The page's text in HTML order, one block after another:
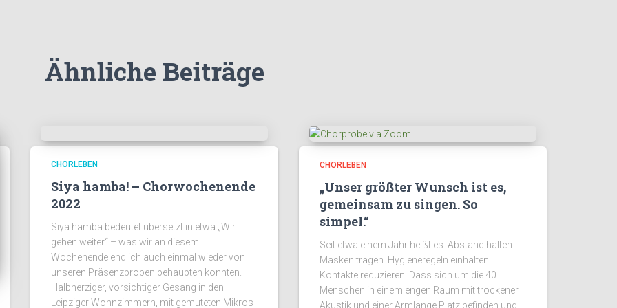
Ähnliche Beiträge
CHORLEBEN
Siya hamba! – Chorwochenende
2022
Siya hamba bedeutet übersetzt in etwa „Wir
gehen weiter“ – was wir an diesem
Wochenende endlich auch einmal wieder von
unseren Präsenzproben behaupten konnten.
Halbherziger, vorsichtiger Gesang in den
Leipziger Wohnzimmern, mit gemuteten Mikros
CHORLEBEN
„Unser größter Wunsch ist es,
gemeinsam zu singen. So
simpel.“
Seit etwa einem Jahr heißt es: Abstand halten.
Masken tragen. Hygieneregeln einhalten.
Kontakte reduzieren. Dass sich um die 40
Menschen in einem engen Raum mit trockener
Akustik und einer Armlänge Platz befinden und